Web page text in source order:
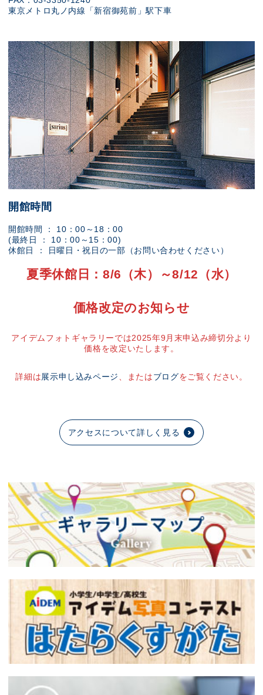
東京メトロ丸ノ内線「新宿御苑前」駅下車
開館時間
開館時間 ： 10：00～18：00
(最終日 ： 10：00～15：00)
休館日 ： 日曜日・祝日の一部（お問い合わせください）
夏季休館日：8/6（木）～8/12（水）
価格改定のお知らせ
アイデムフォトギャラリーでは2025年9月末申込み締切分より
価格を改定いたします。
詳細は展示申し込みページ 、またはブログをご覧ください。
アクセスについて詳しく見る